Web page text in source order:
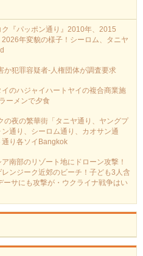
『パッポン通り』2010年、2015
年変貌の様子！シーロム、タニヤ
犯罪容疑者-人権団体が調査要求
のハジャイハートヤイの複合商業施
ーメンで夕食
の夜の繁華街「タニヤ通り、ヤングプ
通り、シーロム通り、カオサン通
通り各ソイBangkok
南部のリゾート地にドローン攻撃！
ンジーク近郊のビーチ！子ども3人含
ーサにも攻撃が・ウクライナ戦争はい